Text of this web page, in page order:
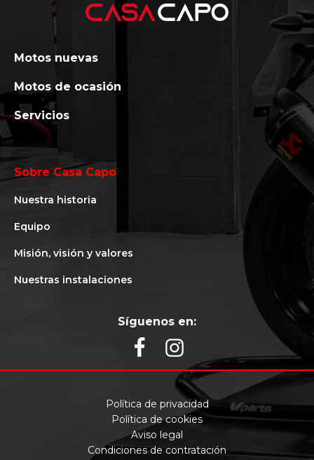
Motos nuevas
Motos de ocasión
Servicios
Sobre Casa Capo
Nuestra historia
Equipo
Misión, visión y valores
Nuestras instalaciones
Síguenos en:
Política de privacidad
Política de cookies
Aviso legal
Condiciones de contratación